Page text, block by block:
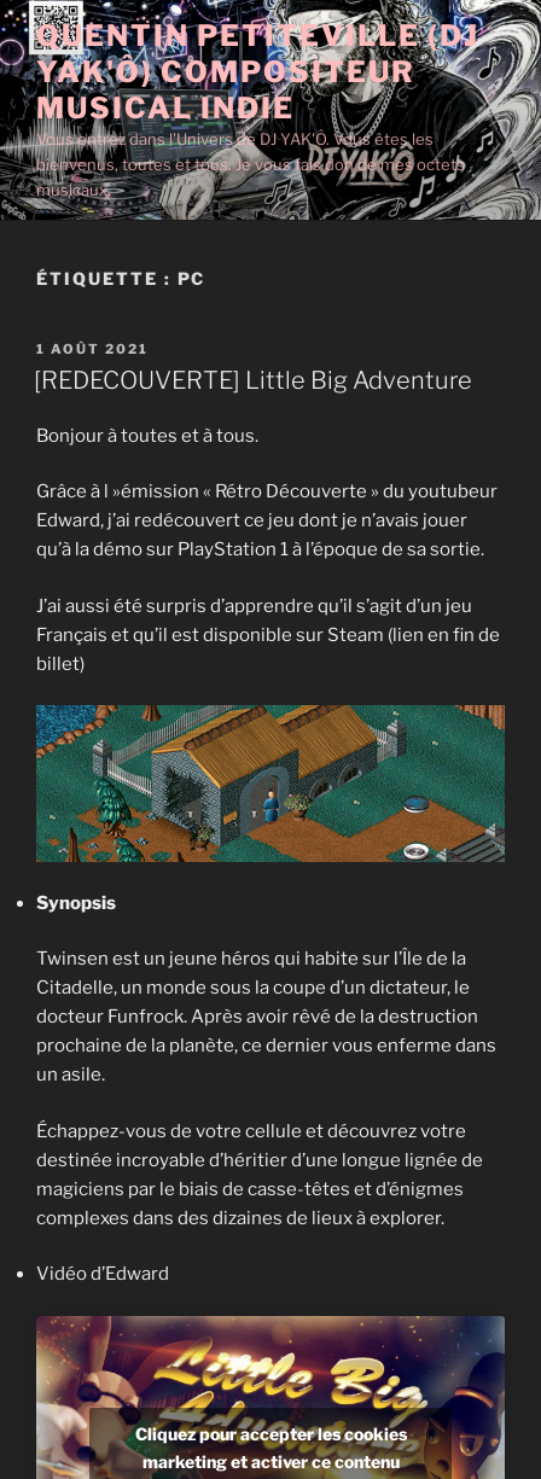
Aller
au
contenu
principal
QUENTIN PETITEVILLE (DJ
YAK'Ô) COMPOSITEUR
MUSICAL INDIE
Vous entrez dans l'Univers de DJ YAK'Ô. Vous êtes les
bienvenus, toutes et tous. Je vous fais don de mes octets
musicaux.
ÉTIQUETTE : PC
PUBLIÉ
LE
1 AOÛT 2021
[REDECOUVERTE] Little Big Adventure
Bonjour à toutes et à tous.
Grâce à l »émission « Rétro Découverte » du youtubeur
Edward, j’ai redécouvert ce jeu dont je n’avais jouer
qu’à la démo sur PlayStation 1 à l’époque de sa sortie.
J’ai aussi été surpris d’apprendre qu’il s’agit d’un jeu
Français et qu’il est disponible sur Steam (lien en fin de
billet)
Synopsis
Twinsen est un jeune héros qui habite sur l’Île de la
Citadelle, un monde sous la coupe d’un dictateur, le
docteur Funfrock. Après avoir rêvé de la destruction
prochaine de la planète, ce dernier vous enferme dans
un asile.
Échappez-vous de votre cellule et découvrez votre
destinée incroyable d’héritier d’une longue lignée de
magiciens par le biais de casse-têtes et d’énigmes
complexes dans des dizaines de lieux à explorer.
Vidéo d’Edward
Cliquez pour accepter les cookies
marketing et activer ce contenu